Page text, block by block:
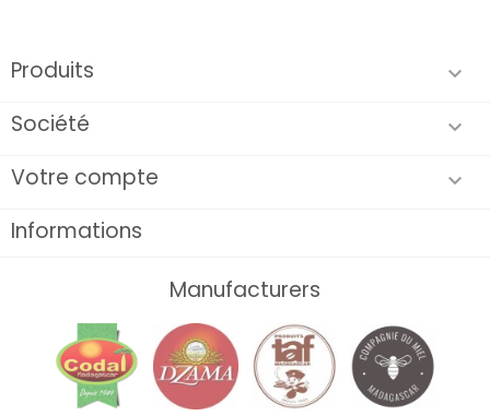
Produits 
Société 
Votre compte 
Informations
Manufacturers